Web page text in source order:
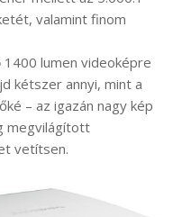
valamint finom
1400 lumen videoképre
kétszer annyi, mint a
– az igazán nagy kép
megvilágított
vetítsen.